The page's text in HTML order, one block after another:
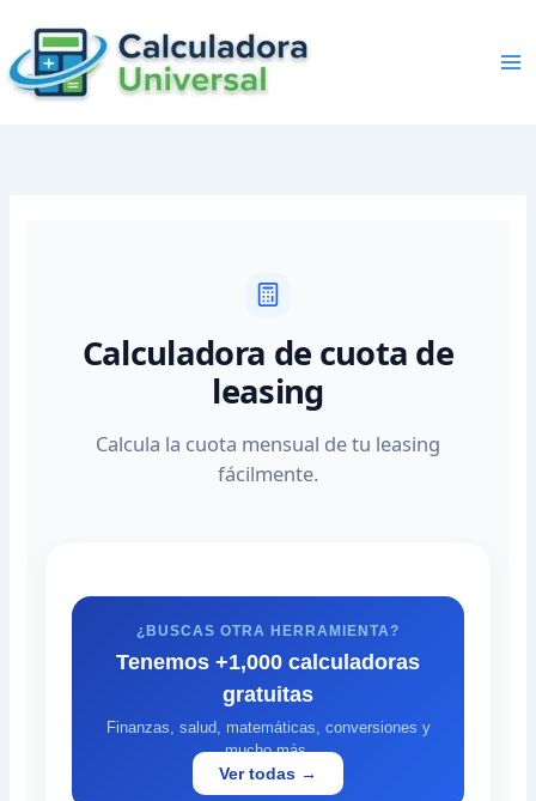
content
Calculadora de cuota de
leasing
Calcula la cuota mensual de tu leasing
fácilmente.
¿BUSCAS OTRA HERRAMIENTA?
Tenemos +1,000 calculadoras
gratuitas
Finanzas, salud, matemáticas, conversiones y
mucho más.
Ver todas →